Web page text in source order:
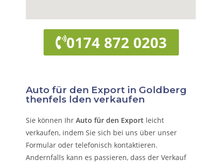
0174 872 0203
Auto für den Export in Goldberg
thenfels lden verkaufen
Sie können IhrAuto für den Export leicht
verkaufen, indem Sie sich bei uns über unser
Formular oder telefonisch kontaktieren.
Andernfalls kann es passieren, dass der Verkauf